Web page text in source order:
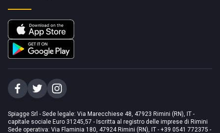
Spiagge Srl - Sede legale: Via Marecchiese 48, 47923 Rimini (RN), IT -
capitale sociale Euro 31245,57 - Iscritta al registro delle imprese di Rimini
Sede operativa: Via Flaminia 180, 47924 Rimini (RN), IT - +39 0541 772375 -